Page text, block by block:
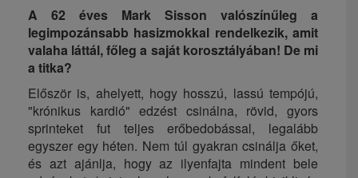
A 62 éves Mark Sisson valószínűleg a
legimpozánsabb hasizmokkal rendelkezik, amit
valaha láttál, főleg a saját korosztályában! De mi
a titka?
Először is, ahelyett, hogy hosszú, lassú tempójú,
"krónikus kardió" edzést csinálna, rövid, gyors
sprinteket fut teljes erőbedobással, legalább
egyszer egy héten. Nem túl gyakran csinálja őket,
és azt ajánlja, hogy az ilyenfajta mindent bele